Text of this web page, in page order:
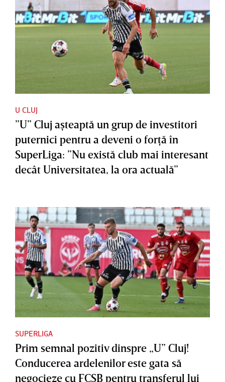
U CLUJ
”U” Cluj aşteaptă un grup de investitori
puternici pentru a deveni o forţă în
SuperLiga: ”Nu există club mai interesant
decât Universitatea, la ora actuală”
SUPERLIGA
Prim semnal pozitiv dinspre „U” Cluj!
Conducerea ardelenilor este gata să
negocieze cu FCSB pentru transferul lui